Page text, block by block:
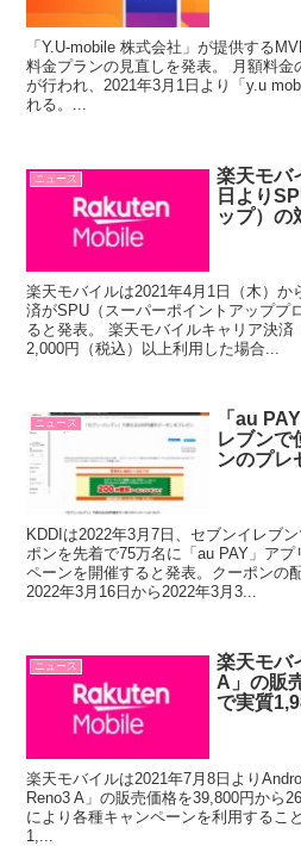
「Y.U-mobile 株式会社」が提供する
料金プランの見直しを発表。 月額料
が行われ、2021年3月1日より「y.u
れる。...
ニュース
楽天モバ
日より
ップ）の
楽天モバイルは2021年4月1日（木）か
済がSPU（スーパーポイントアッププ
ると発表。 楽天モバイルキャリア決済
2,000円（税込）以上利用した場合...
ニュース
「au
レブンで
ンのプレ
KDDIは2022年3月7日、セブンイレブ
ポンを先着で75万名に「au PAY」ア
ペーンを開催すると発表。クーポンの
2022年3月16日から2022年3月3...
ニュース
楽天モバ
A」の販
で実質
楽天モバイルは2021年7月8日より
Reno3 A」の販売価格を39,800円から
により各種キャンペーンを利用するこ
1,...